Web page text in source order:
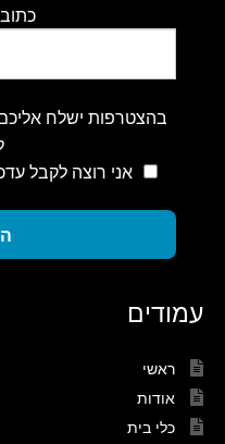
בהצטרפות ישלח
אני רוצה לקבל
עמודים
ראשי
אודות
כלי בית